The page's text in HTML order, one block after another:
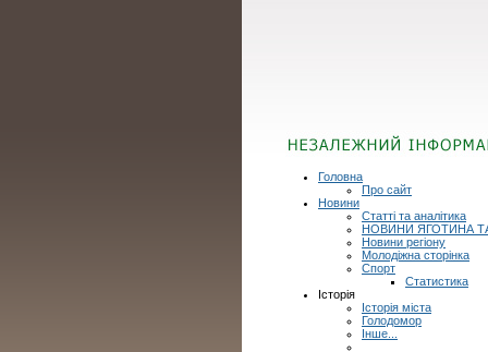
Головна
Про сайт
Новини
Статті та аналітика
НОВИНИ ЯГОТИНА
Новини регіону
Молодіжна сторінка
Спорт
Статистика
Історія
Історія міста
Голодомор
Інше...